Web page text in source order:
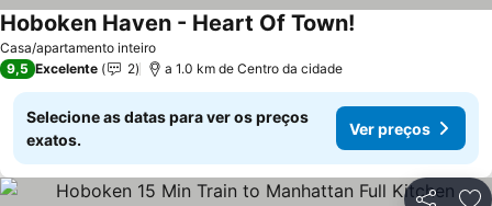
Casa/apartamento inteiro
Hoboken Haven - Heart Of Town!
9,5 Excelente 2 a 1.0 km de Centro da cidade
Selecione as datas para ver os preços
exatos.
Ver preços